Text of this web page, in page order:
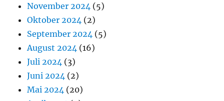
November 2024 (5)
Oktober 2024 (2)
September 2024 (5)
August 2024 (16)
Juli 2024 (3)
Juni 2024 (2)
Mai 2024 (20)